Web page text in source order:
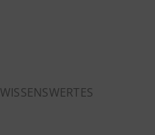
WISSENSWERTES